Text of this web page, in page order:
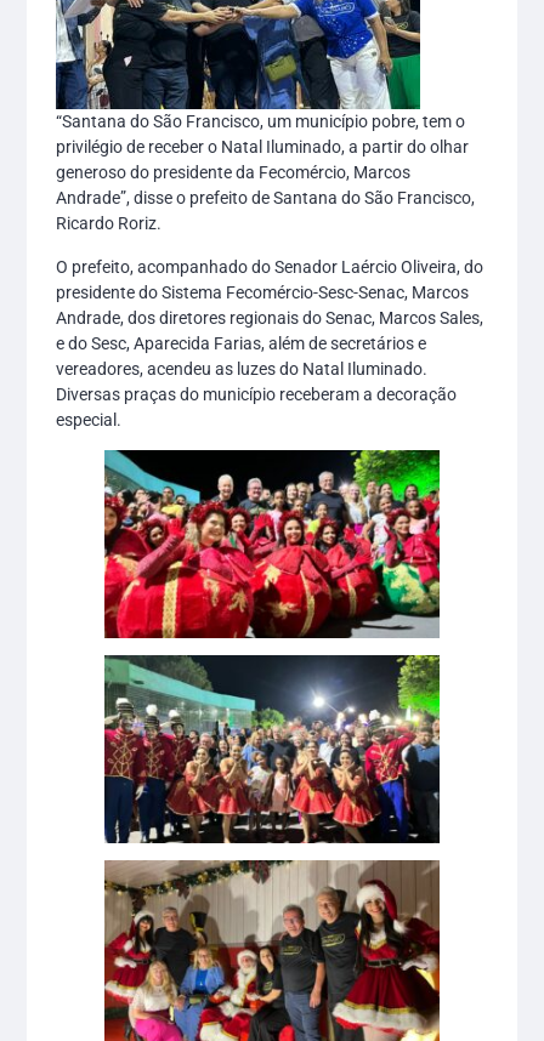
“Santana do São Francisco, um município pobre, tem o
privilégio de receber o Natal Iluminado, a partir do olhar
generoso do presidente da Fecomércio, Marcos
Andrade”, disse o prefeito de Santana do São Francisco,
Ricardo Roriz.
O prefeito, acompanhado do Senador Laércio Oliveira, do
presidente do Sistema Fecomércio-Sesc-Senac, Marcos
Andrade, dos diretores regionais do Senac, Marcos Sales,
e do Sesc, Aparecida Farias, além de secretários e
vereadores, acendeu as luzes do Natal Iluminado.
Diversas praças do município receberam a decoração
especial.